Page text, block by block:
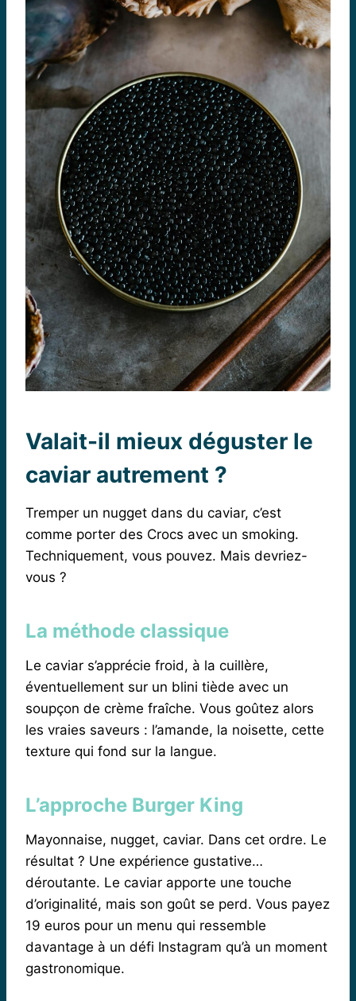
Valait-il mieux déguster le
caviar autrement ?
Tremper un nugget dans du caviar, c’est
comme porter des Crocs avec un smoking.
Techniquement, vous pouvez. Mais devriez-
vous ?
La méthode classique
Le caviar s’apprécie froid, à la cuillère,
éventuellement sur un blini tiède avec un
soupçon de crème fraîche. Vous goûtez alors
les vraies saveurs : l’amande, la noisette, cette
texture qui fond sur la langue.
L’approche Burger King
Mayonnaise, nugget, caviar. Dans cet ordre. Le
résultat ? Une expérience gustative…
déroutante. Le caviar apporte une touche
d’originalité, mais son goût se perd. Vous payez
19 euros pour un menu qui ressemble
davantage à un défi Instagram qu’à un moment
gastronomique.